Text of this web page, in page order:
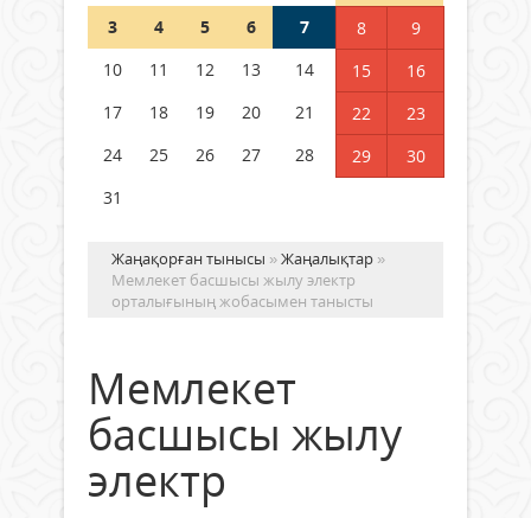
Шетелде жүрген Қазақстан
азаматтары қалай дауыс бере
3
4 5 6 7 8
9
10
11 12 13 14 15
16
17
18 19 20 21 22
23
24
25 26 27 28 29
30
31
Жаңақорған тынысы »Жаңалықтар »
Мемлекет басшысы жылу электр
орталығының жобасымен танысты
Мемлекет
басшысы жылу
электр